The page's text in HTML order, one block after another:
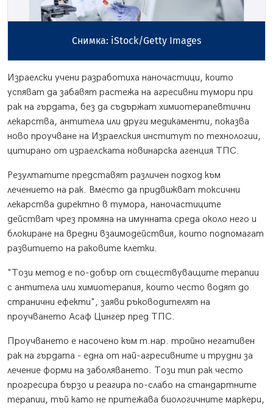
Снимка: iStock/Getty Images
Израелски учени разработиха наночастици, които
успяват да забавят растежа на агресивни тумори при
рак на гърдата, без да съдържат химиотерапевтични
лекарства, антитела или други медикаменти, показва
ново проучване на Израелския институт по технологии,
цитирано от израелската новинарска агенция ТПС.
Резултатите представят различен подход към
лечението на рак. Вместо да придвижват токсични
лекарства директно в тумора, наночастиците
действат чрез промяна на имунната среда около него и
блокиране на вредни взаимодействия, които подпомагат
развитието на раковите клетки.
"Този метод е по-добър от съществуващите терапии
с антитела или химиотерапия, които често водят до
странични ефекти", заяви ръководителят на
проучването Асаф Цингер пред ТПС.
Проучването е насочено към т.нар. тройно негативен
рак на гърдата - една от най-агресивните и трудни за
лечение форми на заболяването. Този тип рак често
прогресира бързо и реагира по-слабо на стандартните
терапии, тъй като не притежава биологичните маркери,